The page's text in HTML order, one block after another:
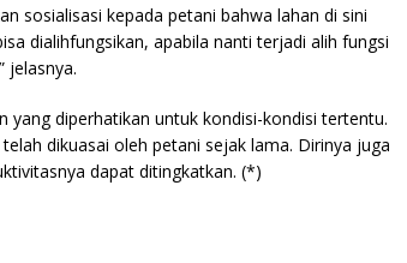
sosialisasi kepada petani bahwa lahan di sini
dialihfungsikan, apabila nanti terjadi alih fungsi
jelasnya.
yang diperhatikan untuk kondisi-kondisi tertentu.
dikuasai oleh petani sejak lama. Dirinya juga
dapat ditingkatkan. (*)